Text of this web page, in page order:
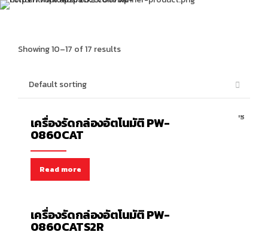
Showing 10–17 of 17 results
เครื่องรัดกล่องอัตโนมัติ PW-
0860CAT
Read more
เครื่องรัดกล่องอัตโนมัติ PW-
0860CATS2R